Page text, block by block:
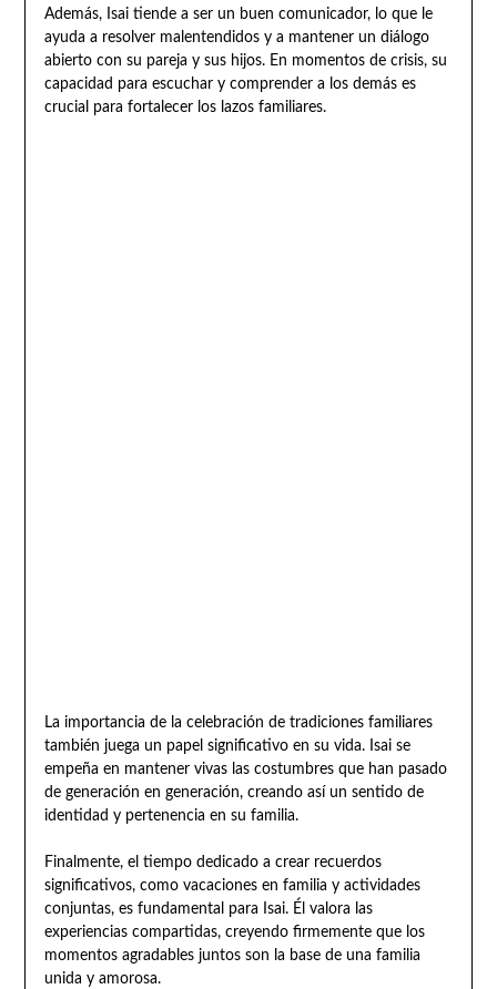
Además, Isai tiende a ser un buen comunicador, lo que le
ayuda a resolver malentendidos y a mantener un diálogo
abierto con su pareja y sus hijos. En momentos de crisis, su
capacidad para escuchar y comprender a los demás es
crucial para fortalecer los lazos familiares.
La importancia de la celebración de tradiciones familiares
también juega un papel significativo en su vida. Isai se
empeña en mantener vivas las costumbres que han pasado
de generación en generación, creando así un sentido de
identidad y pertenencia en su familia.
Finalmente, el tiempo dedicado a crear recuerdos
significativos, como vacaciones en familia y actividades
conjuntas, es fundamental para Isai. Él valora las
experiencias compartidas, creyendo firmemente que los
momentos agradables juntos son la base de una familia
unida y amorosa.